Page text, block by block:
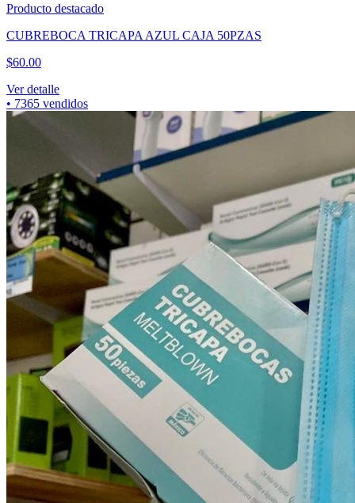
Producto destacado
CUBREBOCA TRICAPA AZUL CAJA 50PZAS
$60.00
Ver detalle
• 7365 vendidos